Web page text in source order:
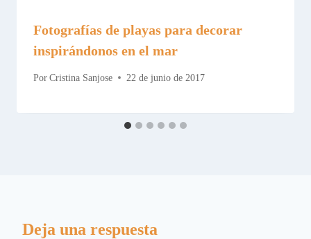
Fotografías de playas para decorar
inspirándonos en el mar
Por Cristina Sanjose 22 de junio de 2017
Deja una respuesta